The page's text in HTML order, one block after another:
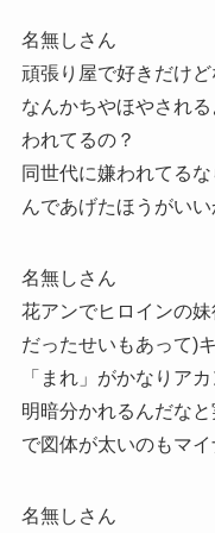
名無しさん
頑張り屋で好きだけど
なんかちやほやされ
われてるの？
同世代に嫌われてる
んであげたほうがいい
名無しさん
花アンでヒロインの
だったせいもあって)
「まれ」がかなりア
明暗分かれるんだな
で図体が太いのもマ
名無しさん